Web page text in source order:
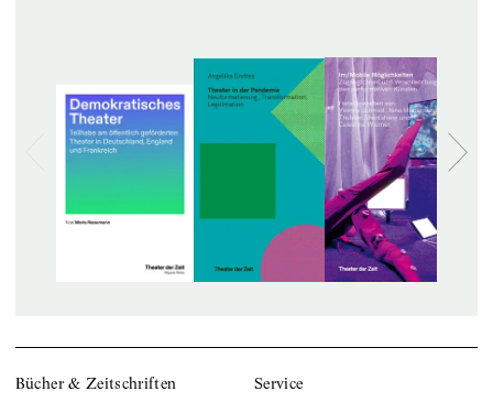
Bücher & Zeitschriften Service